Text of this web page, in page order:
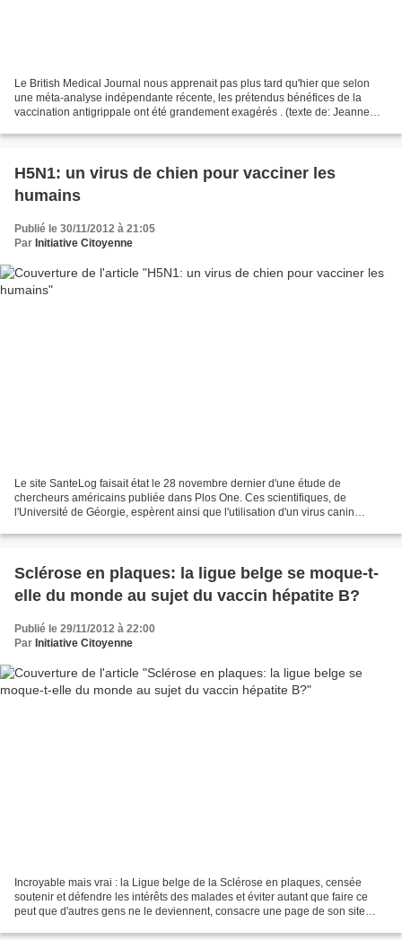
Le British Medical Journal nous apprenait pas plus tard qu'hier que selon
une méta-analyse indépendante récente, les prétendus bénéfices de la
vaccination antigrippale ont été grandement exagérés . (texte de: Jeanne
H5N1: un virus de chien pour vacciner les
humains
Publié le 30/11/2012 à 21:05
Par Initiative Citoyenne
Le site SanteLog faisait état le 28 novembre dernier d'une étude de
chercheurs américains publiée dans Plos One. Ces scientifiques, de
l'Université de Géorgie, espèrent ainsi que l'utilisation d'un virus canin
Sclérose en plaques: la ligue belge se moque-t-
elle du monde au sujet du vaccin hépatite B?
Publié le 29/11/2012 à 22:00
Par Initiative Citoyenne
Incroyable mais vrai : la Ligue belge de la Sclérose en plaques, censée
soutenir et défendre les intérêts des malades et éviter autant que faire ce
peut que d'autres gens ne le deviennent, consacre une page de son site